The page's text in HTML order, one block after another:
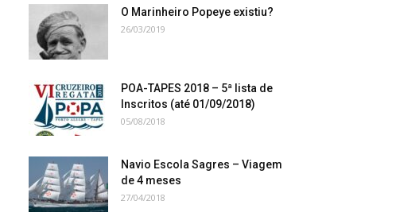
O Marinheiro Popeye existiu?
26/03/2019
POA-TAPES 2018 – 5ª lista de
Inscritos (até 01/09/2018)
05/08/2018
Navio Escola Sagres – Viagem
de 4 meses
27/04/2018